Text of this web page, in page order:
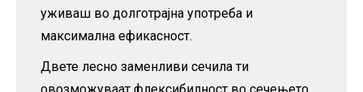
уживаш во долготрајна употреба и
максимална ефикасност.
Двете лесно заменливи сечила ти